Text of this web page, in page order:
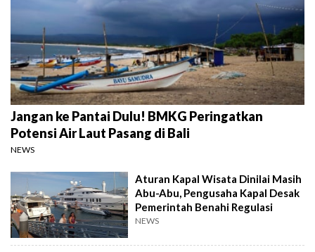
Jangan ke Pantai Dulu! BMKG Peringatkan
Potensi Air Laut Pasang di Bali
NEWS
Aturan Kapal Wisata Dinilai Masih
Abu-Abu, Pengusaha Kapal Desak
Pemerintah Benahi Regulasi
NEWS